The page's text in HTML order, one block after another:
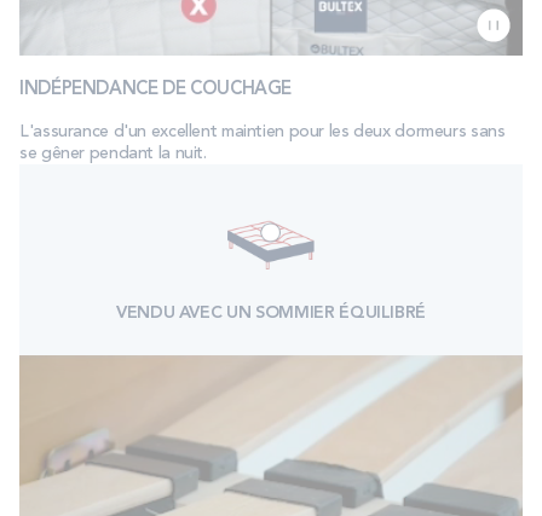
INDÉPENDANCE DE COUCHAGE
L'assurance d'un excellent maintien pour les deux dormeurs sans
se gêner pendant la nuit.
VENDU AVEC UN SOMMIER ÉQUILIBRÉ